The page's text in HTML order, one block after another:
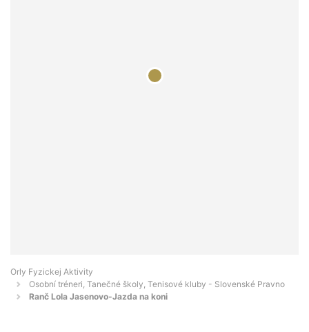
Orly Fyzickej Aktivity
Osobní tréneri, Tanečné školy, Tenisové kluby - Slovenské Pravno
Ranč Lola Jasenovo-Jazda na koni